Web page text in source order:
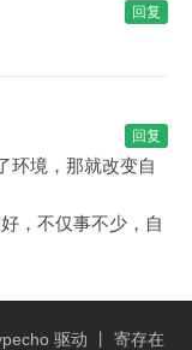
回复
回复
环境，那就改变自
，不仅事不少，自
驱动 丨 寄存在